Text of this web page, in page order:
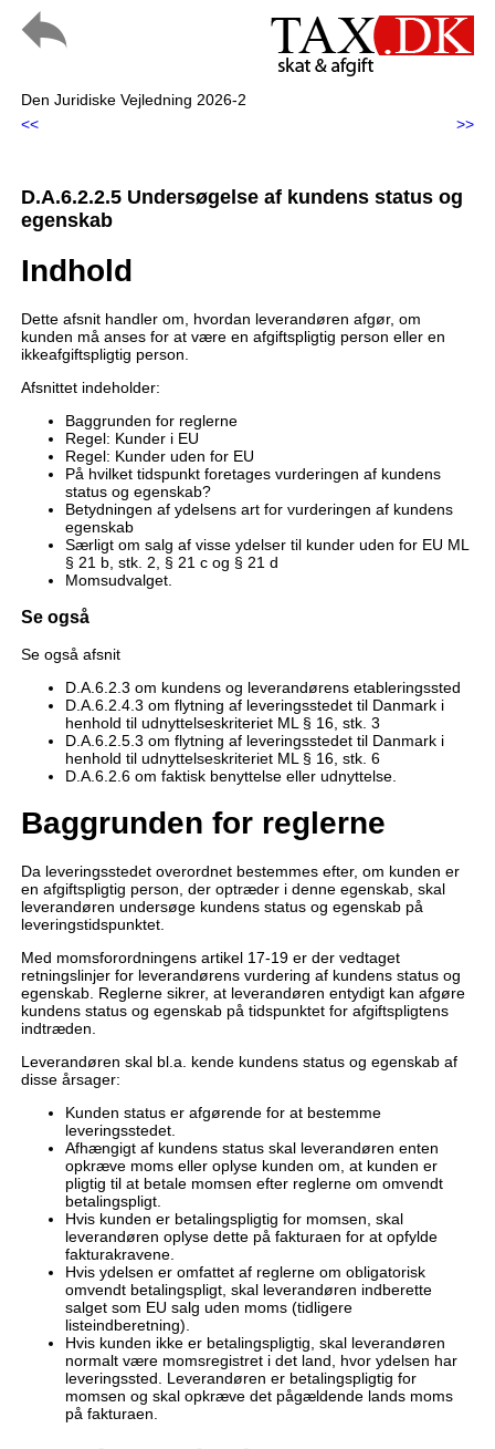
Den Juridiske Vejledning 2026-2
<<
>>
D.A.6.2.2.5 Undersøgelse af kundens status og
egenskab
Indhold
Dette afsnit handler om, hvordan leverandøren afgør, om
kunden må anses for at være en afgiftspligtig person eller en
ikkeafgiftspligtig person.
Afsnittet indeholder:
Baggrunden for reglerne
Regel: Kunder i EU
Regel: Kunder uden for EU
På hvilket tidspunkt foretages vurderingen af kundens
status og egenskab?
Betydningen af ydelsens art for vurderingen af kundens
egenskab
Særligt om salg af visse ydelser til kunder uden for EU ML
§ 21 b, stk. 2, § 21 c og § 21 d
Momsudvalget.
Se også
Se også afsnit
D.A.6.2.3 om kundens og leverandørens etableringssted
D.A.6.2.4.3 om flytning af leveringsstedet til Danmark i
henhold til udnyttelseskriteriet ML § 16, stk. 3
D.A.6.2.5.3 om flytning af leveringsstedet til Danmark i
henhold til udnyttelseskriteriet ML § 16, stk. 6
D.A.6.2.6 om faktisk benyttelse eller udnyttelse.
Baggrunden for reglerne
Da leveringsstedet overordnet bestemmes efter, om kunden er
en afgiftspligtig person, der optræder i denne egenskab, skal
leverandøren undersøge kundens status og egenskab på
leveringstidspunktet.
Med momsforordningens artikel 17-19 er der vedtaget
retningslinjer for leverandørens vurdering af kundens status og
egenskab. Reglerne sikrer, at leverandøren entydigt kan afgøre
kundens status og egenskab på tidspunktet for afgiftspligtens
indtræden.
Leverandøren skal bl.a. kende kundens status og egenskab af
disse årsager:
Kunden status er afgørende for at bestemme
leveringsstedet.
Afhængigt af kundens status skal leverandøren enten
opkræve moms eller oplyse kunden om, at kunden er
pligtig til at betale momsen efter reglerne om omvendt
betalingspligt.
Hvis kunden er betalingspligtig for momsen, skal
leverandøren oplyse dette på fakturaen for at opfylde
fakturakravene.
Hvis ydelsen er omfattet af reglerne om obligatorisk
omvendt betalingspligt, skal leverandøren indberette
salget som EU salg uden moms (tidligere
listeindberetning).
Hvis kunden ikke er betalingspligtig, skal leverandøren
normalt være momsregistret i det land, hvor ydelsen har
leveringssted. Leverandøren er betalingspligtig for
momsen og skal opkræve det pågældende lands moms
på fakturaen.